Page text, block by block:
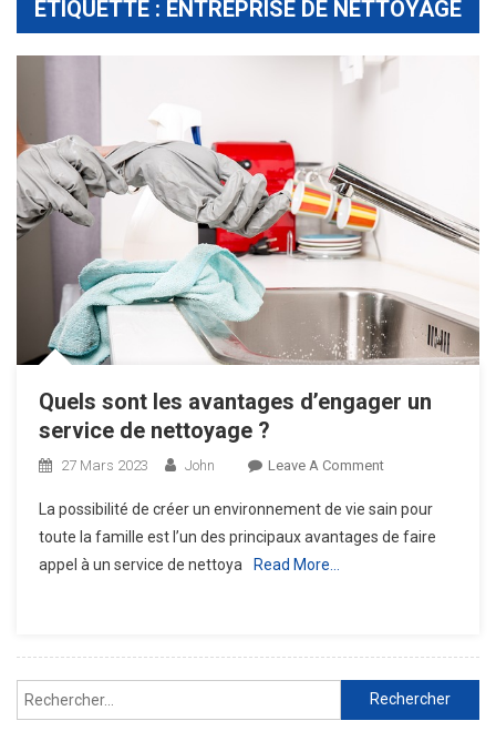
ÉTIQUETTE : ENTREPRISE DE NETTOYAGE
Quels sont les avantages d’engager un
service de nettoyage ?
27 Mars 2023 John Leave A CommentOn
Sont
Les
Nettoyage
?
La possibilité de créer un environnement de vie sain pour
toute la famille est l’un des principaux avantages de faire
appel à un service de nettoya
Read More…
Rechercher :